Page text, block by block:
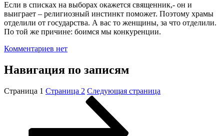
Если в списках на выборах окажется священник,- он и
выиграет – религиозный инстинкт поможет. Поэтому храмы
отделили от государства. А вас то женщины, за что отделили.
По той же причине: боимся мы конкуренции.
Комментариев нет
Навигация по записям
Страница 1 Страница 2 Следующая страница